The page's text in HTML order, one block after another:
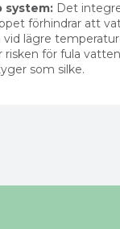
system: Det
förhindrar att
vid lägre
risken för fula
som silke.